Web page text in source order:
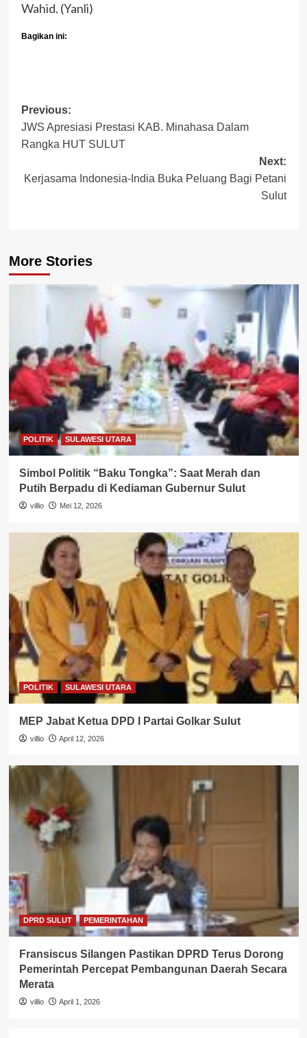
Wahid. (Yanli)
Bagikan ini:
Post
navigation
Previous:
JWS Apresiasi Prestasi KAB. Minahasa Dalam
Rangka HUT SULUT
Next:
Kerjasama Indonesia-India Buka Peluang Bagi Petani
Sulut
More Stories
POLITIK SULAWESI UTARA
Simbol Politik “Baku Tongka”: Saat Merah dan
Putih Berpadu di Kediaman Gubernur Sulut
villio Mei 12, 2026
POLITIK SULAWESI UTARA
MEP Jabat Ketua DPD I Partai Golkar Sulut
villio April 12, 2026
DPRD SULUT PEMERINTAHAN
Fransiscus Silangen Pastikan DPRD Terus Dorong
Pemerintah Percepat Pembangunan Daerah Secara
Merata
villio April 1, 2026